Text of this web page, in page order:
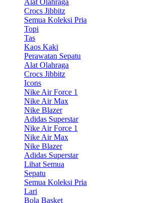
Crocs Jibbitz
Semua Koleksi Pria
Topi
Tas
Kaos Kaki
Perawatan Sepatu
Alat Olahraga
Crocs Jibbitz
Icons
Nike Air Force 1
Nike Air Max
Nike Blazer
Adidas Superstar
Nike Air Force 1
Nike Air Max
Nike Blazer
Adidas Superstar
Lihat Semua
Sepatu
Semua Koleksi Pria
Lari
Bola Basket